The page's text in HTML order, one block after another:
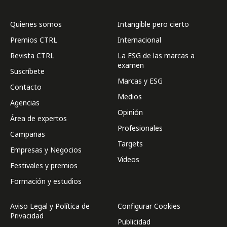
Quienes somos
Premios CTRL
Revista CTRL
Suscríbete
Contacto
Agencias
Área de expertos
Campañas
Empresas y Negocios
Festivales y premios
Formación y estudios
Intangible pero cierto
Internacional
La ESG de las marcas a
examen
Marcas y ESG
Medios
Opinión
Profesionales
Targets
Videos
Aviso Legal y Política de
Privacidad
Configurar Cookies
Publicidad